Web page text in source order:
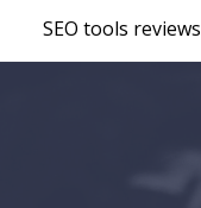
SEO tools reviews